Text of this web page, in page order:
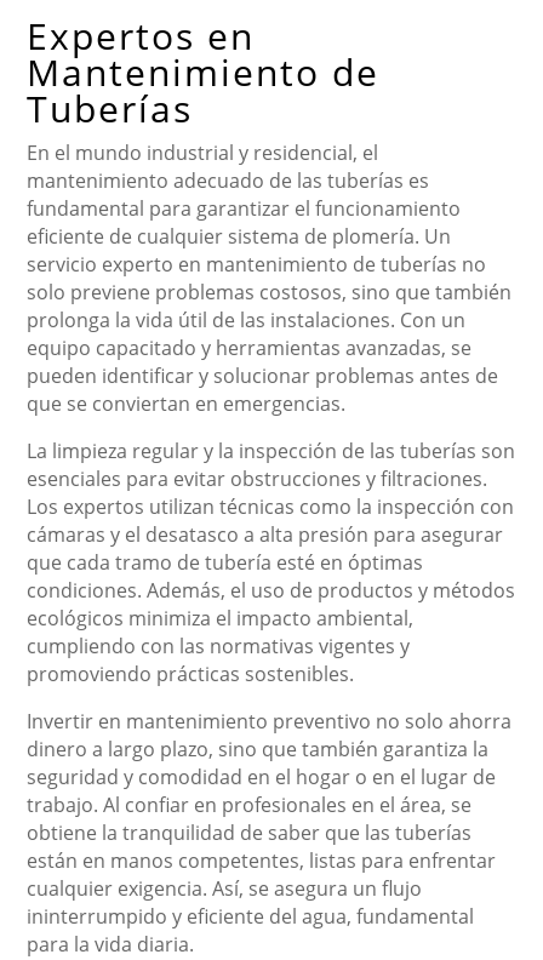
Expertos en
Mantenimiento de
Tuberías
En el mundo industrial y residencial, el
mantenimiento adecuado de las tuberías es
fundamental para garantizar el funcionamiento
eficiente de cualquier sistema de plomería. Un
servicio experto en mantenimiento de tuberías no
solo previene problemas costosos, sino que también
prolonga la vida útil de las instalaciones. Con un
equipo capacitado y herramientas avanzadas, se
pueden identificar y solucionar problemas antes de
que se conviertan en emergencias.
La limpieza regular y la inspección de las tuberías son
esenciales para evitar obstrucciones y filtraciones.
Los expertos utilizan técnicas como la inspección con
cámaras y el desatasco a alta presión para asegurar
que cada tramo de tubería esté en óptimas
condiciones. Además, el uso de productos y métodos
ecológicos minimiza el impacto ambiental,
cumpliendo con las normativas vigentes y
promoviendo prácticas sostenibles.
Invertir en mantenimiento preventivo no solo ahorra
dinero a largo plazo, sino que también garantiza la
seguridad y comodidad en el hogar o en el lugar de
trabajo. Al confiar en profesionales en el área, se
obtiene la tranquilidad de saber que las tuberías
están en manos competentes, listas para enfrentar
cualquier exigencia. Así, se asegura un flujo
ininterrumpido y eficiente del agua, fundamental
para la vida diaria.